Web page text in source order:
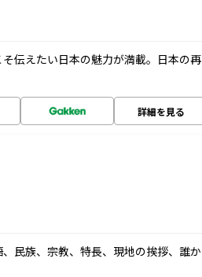
伝えたい日本の魅力が満載。日本の再
詳細を見る
民族、宗教、特長、現地の挨拶、誰か